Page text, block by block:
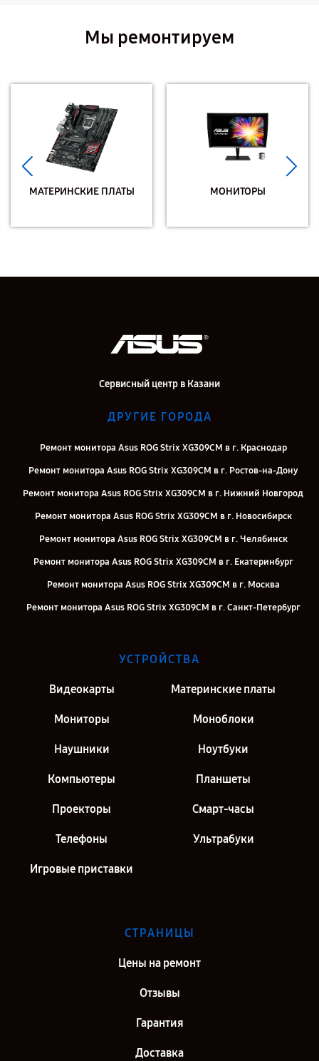
Мы ремонтируем
МАТЕРИНСКИЕ ПЛАТЫ МОНИТОРЫ
Сервисный центр в Казани
ДРУГИЕ ГОРОДА
Ремонт монитора Asus ROG Strix XG309CM в г. Краснодар
Ремонт монитора Asus ROG Strix XG309CM в г. Ростов-на-Дону
Ремонт монитора Asus ROG Strix XG309CM в г. Нижний Новгород
Ремонт монитора Asus ROG Strix XG309CM в г. Новосибирск
Ремонт монитора Asus ROG Strix XG309CM в г. Челябинск
Ремонт монитора Asus ROG Strix XG309CM в г. Екатеринбург
Ремонт монитора Asus ROG Strix XG309CM в г. Москва
Ремонт монитора Asus ROG Strix XG309CM в г. Санкт-Петербург
УСТРОЙСТВА
Видеокарты Материнские платы
Мониторы Моноблоки
Наушники Ноутбуки
Компьютеры Планшеты
Проекторы Смарт-часы
Телефоны Ультрабуки
Игровые приставки
СТРАНИЦЫ
Цены на ремонт
Отзывы
Гарантия
Доставка